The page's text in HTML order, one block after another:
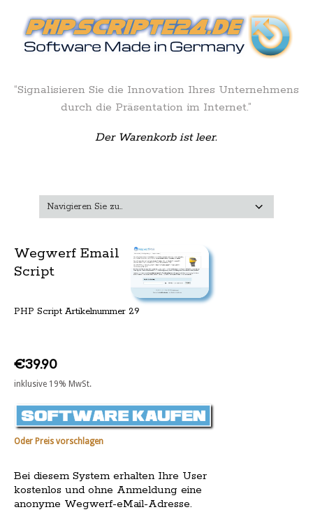
“Signalisieren Sie die Innovation Ihres Unternehmens
durch die Präsentation im Internet.”
Der Warenkorb ist leer.
Wegwerf Email
Script
PHP Script Artikelnummer 29
€39.90
inklusive 19% MwSt.
Oder Preis vorschlagen
Bei diesem System erhalten Ihre User
kostenlos und ohne Anmeldung eine
anonyme Wegwerf-eMail-Adresse.